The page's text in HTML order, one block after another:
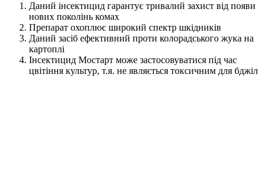
Даний інсектицид гарантує тривалий захист від появи
нових поколінь комах
Препарат охоплює широкий спектр шкідників
Даний засіб ефективний проти колорадського жука на
картоплі
Інсектицид Мостарт може застосовуватися під час
цвітіння культур, т.я. не являється токсичним для бджіл